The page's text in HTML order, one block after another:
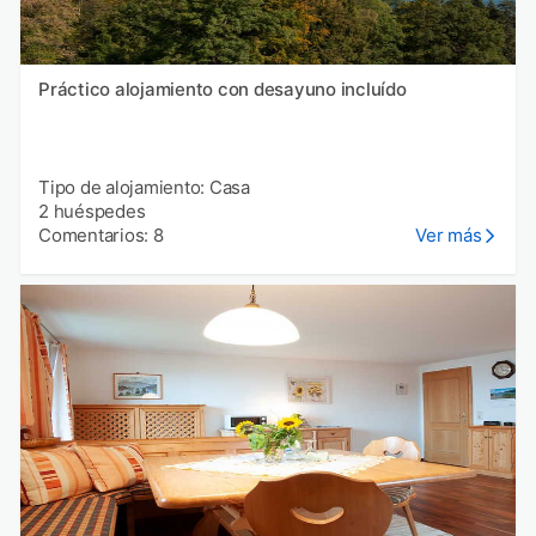
Práctico alojamiento con desayuno incluído
Tipo de alojamiento: Casa
2 huéspedes
Comentarios: 8
Ver más